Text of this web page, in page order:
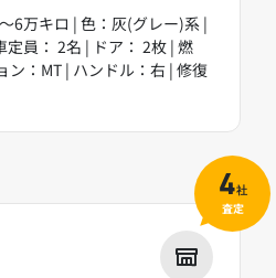
6万キロ | 色：灰(グレー)系 |
員： 2名 | ドア： 2枚 | 燃
ン：MT | ハンドル：右 | 修復
4社
査定